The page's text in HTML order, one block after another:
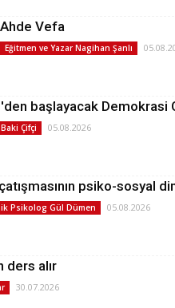
Ahde Vefa
Eğitmen ve Yazar Nagihan Şanlı
başlayacak Demokrasi
Çifçi 05.08.2026
psiko-sosyal
Psikolog Gül Dümen 05.08.2026
ders alır
30.07.2026